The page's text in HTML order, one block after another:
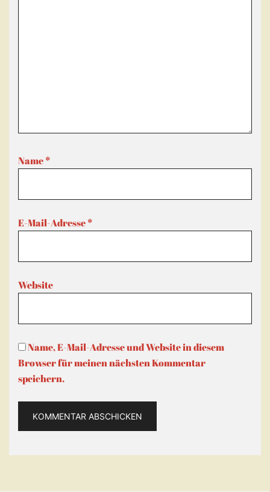
Name*
E-Mail-Adresse*
Website
Name, E-Mail-Adresse und Website in diesem
Browser für meinen nächsten Kommentar
speichern.